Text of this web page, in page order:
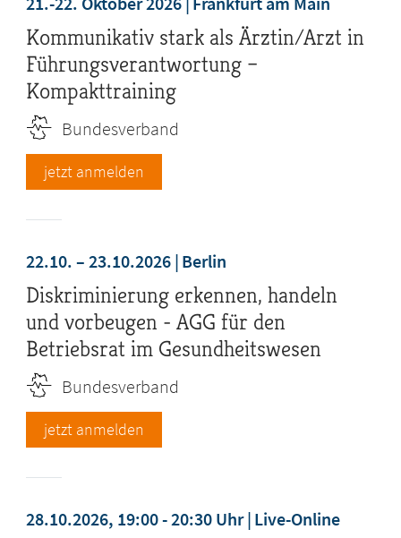
Kommunikativ stark als Ärztin/Arzt in
Führungsverantwortung –
Kompakttraining
Bundesverband
jetzt anmelden
22.10. – 23.10.2026 Berlin
Diskriminierung erkennen, handeln
und vorbeugen - AGG für den
Betriebsrat im Gesundheitswesen
Bundesverband
jetzt anmelden
28.10.2026, 19:00 - 20:30 Uhr Live-Online